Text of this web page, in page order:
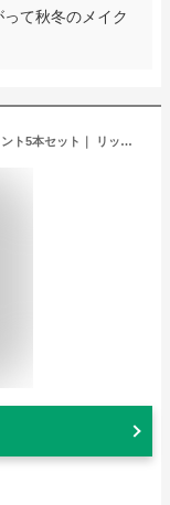
て秋冬のメイク
EGLIPS イーグリップス ブラーパウダーティント5本セット｜ リップティント ティント 口紅 リップ MLBB 高発色 落ちない 落ちにくい テラコッタカラー ヌーディー 血色感 マスクにつかない口紅 韓国コスメ